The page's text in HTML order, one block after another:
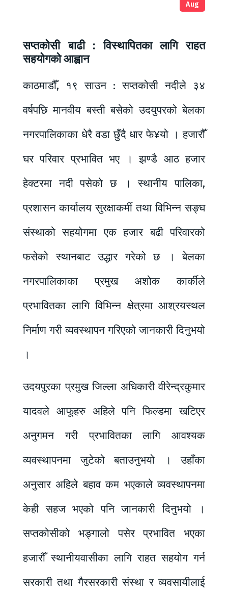
Aug
सप्तकोसी बाढी : विस्थापितका लागि राहत
सहयोगको आह्वान
काठमाडौँ, १९ साउन : सप्तकोसी नदीले ३४
वर्षपछि मानवीय बस्ती बसेको उदयुपरको बेलका
नगरपालिकाका धेरै वडा छुँदै धार फे¥यो । हजारौँ
घर परिवार प्रभावित भए । झण्डै आठ हजार
हेक्टरमा नदी पसेको छ । स्थानीय पालिका,
प्रशासन कार्यालय सुरक्षाकर्मी तथा विभिन्न सङ्घ
संस्थाको सहयोगमा एक हजार बढी परिवारको
फसेको स्थानबाट उद्धार गरेको छ । बेलका
नगरपालिकाका प्रमुख अशोक कार्कीले
प्रभावितका लागि विभिन्न क्षेत्रमा आश्रयस्थल
निर्माण गरी व्यवस्थापन गरिएको जानकारी दिनुभयो
।
उदयपुरका प्रमुख जिल्ला अधिकारी वीरेन्द्रकुमार
यादवले आफूहरु अहिले पनि फिल्डमा खटिएर
अनुगमन गरी प्रभावितका लागि आवश्यक
व्यवस्थापनमा जुटेको बताउनुभयो । उहाँका
अनुसार अहिले बहाव कम भएकाले व्यवस्थापनमा
केही सहज भएको पनि जानकारी दिनुभयो ।
सप्तकोसीको भङ्गालो पसेर प्रभावित भएका
हजारौँ स्थानीयवासीका लागि राहत सहयोग गर्न
सरकारी तथा गैरसरकारी संस्था र व्यवसायीलाई